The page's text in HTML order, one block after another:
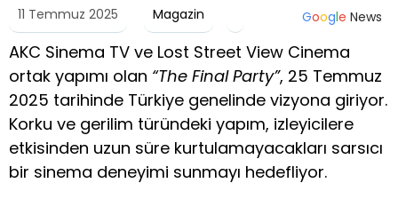
11 Temmuz 2025 Magazin Google News
AKC Sinema TV ve Lost Street View Cinema
ortak yapımı olan “The Final Party”, 25 Temmuz
2025 tarihinde Türkiye genelinde vizyona giriyor.
Korku ve gerilim türündeki yapım, izleyicilere
etkisinden uzun süre kurtulamayacakları sarsıcı
bir sinema deneyimi sunmayı hedefliyor.